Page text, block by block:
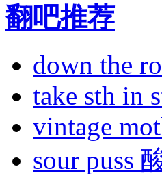
翻吧推荐
down the
take sth in
vintage
sour puss